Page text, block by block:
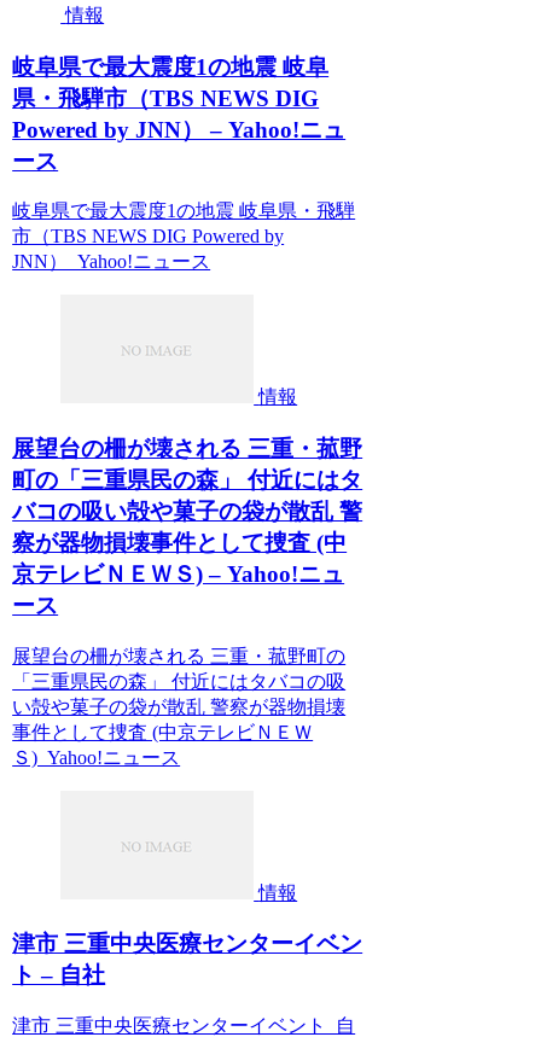
情報
岐阜県で最大震度1の地震 岐阜
県・飛騨市（TBS NEWS DIG
Powered by JNN） – Yahoo!ニュ
ース
岐阜県で最大震度1の地震 岐阜県・飛騨
市（TBS NEWS DIG Powered by
JNN） Yahoo!ニュース
情報
展望台の柵が壊される 三重・菰野
町の「三重県民の森」 付近にはタ
バコの吸い殻や菓子の袋が散乱 警
察が器物損壊事件として捜査 (中
京テレビＮＥＷＳ) – Yahoo!ニュ
ース
展望台の柵が壊される 三重・菰野町の
「三重県民の森」 付近にはタバコの吸
い殻や菓子の袋が散乱 警察が器物損壊
事件として捜査 (中京テレビＮＥＷ
Ｓ) Yahoo!ニュース
情報
津市 三重中央医療センターイベン
ト – 自社
津市 三重中央医療センターイベント 自